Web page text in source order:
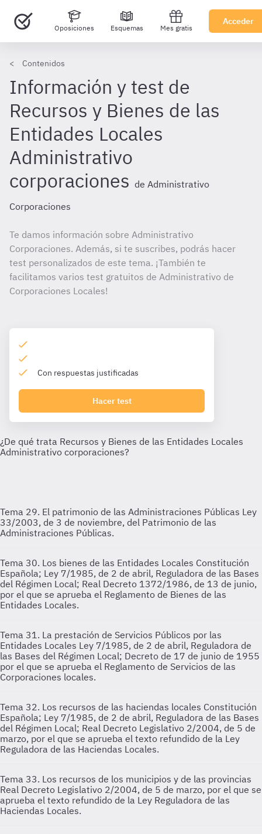
Oposiciones Esquemas Mes gratis
Acceder
Contenidos
Información y test de
Recursos y Bienes de las
Entidades Locales
Administrativo
corporaciones de Administrativo
Corporaciones
Te damos información sobre Administrativo
Corporaciones. Además, si te suscribes, podrás hacer
test personalizados de este tema. ¡También te
facilitamos varios test gratuitos de Administrativo de
Corporaciones Locales!
Con respuestas justificadas
Hacer test
Tema 29. El patrimonio de las Administraciones Públicas Ley
33/2003, de 3 de noviembre, del Patrimonio de las
Administraciones Públicas.
Tema 30. Los bienes de las Entidades Locales Constitución
Española; Ley 7/1985, de 2 de abril, Reguladora de las Bases
del Régimen Local; Real Decreto 1372/1986, de 13 de junio,
por el que se aprueba el Reglamento de Bienes de las
Entidades Locales.
Tema 31. La prestación de Servicios Públicos por las
Entidades Locales Ley 7/1985, de 2 de abril, Reguladora de
las Bases del Régimen Local; Decreto de 17 de junio de 1955
por el que se aprueba el Reglamento de Servicios de las
Corporaciones locales.
Tema 32. Los recursos de las haciendas locales Constitución
Española; Ley 7/1985, de 2 de abril, Reguladora de las Bases
del Régimen Local; Real Decreto Legislativo 2/2004, de 5 de
marzo, por el que se aprueba el texto refundido de la Ley
Reguladora de las Haciendas Locales.
Tema 33. Los recursos de los municipios y de las provincias
Real Decreto Legislativo 2/2004, de 5 de marzo, por el que se
aprueba el texto refundido de la Ley Reguladora de las
Haciendas Locales.